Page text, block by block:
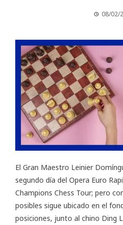
08/02/
El Gran Maestro Leinier
segundo día del Opera Euro
Champions Chess Tour; pero
posibles sigue ubicado en el
posiciones, junto al chino Ding